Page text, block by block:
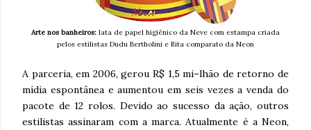
Arte nos banheiros: lata de papel higiênico da Neve com estampa criada
pelos estilistas Dudu Bertholini e Rita comparato da Neon
A parceria, em 2006, gerou R$ 1,5 mi–lhão de retorno de
mídia espontânea e aumentou em seis vezes a venda do
pacote de 12 rolos. Devido ao sucesso da ação, outros
estilistas assinaram com a marca. Atualmente é a Neon,